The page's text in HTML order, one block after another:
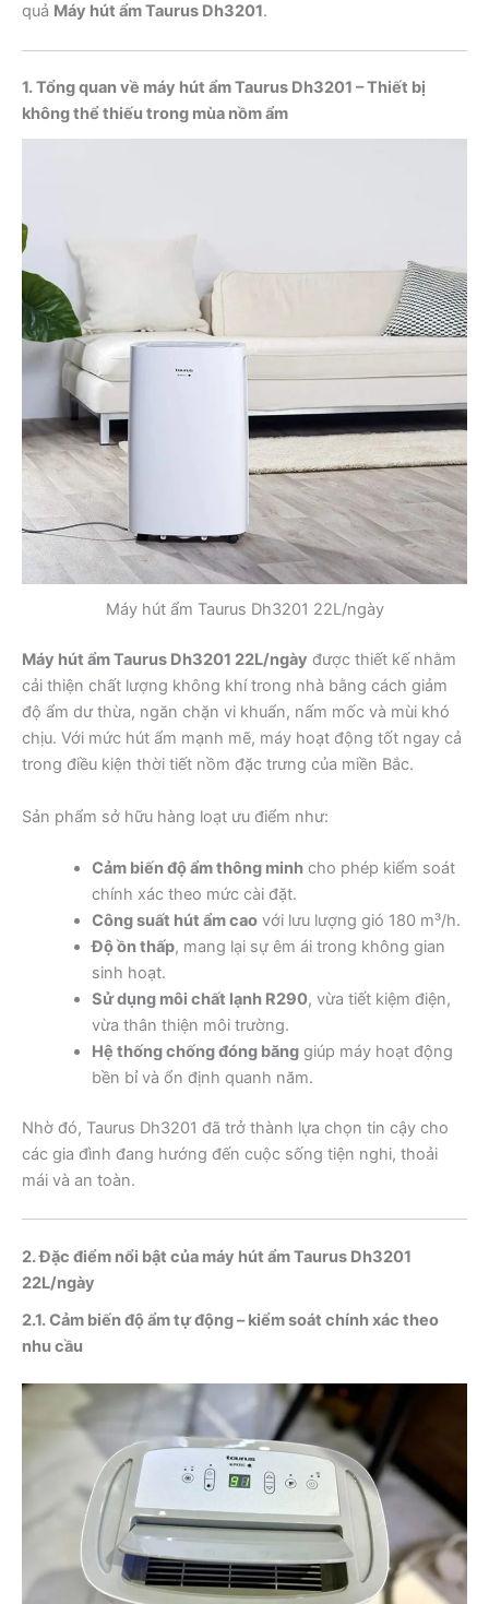
quả Máy hút ẩm Taurus Dh3201.
1. Tổng quan về máy hút ẩm Taurus Dh3201 – Thiết bị
không thể thiếu trong mùa nồm ẩm
Máy hút ẩm Taurus Dh3201 22L/ngày
Máy hút ẩm Taurus Dh3201 22L/ngày được thiết kế nhằm
cải thiện chất lượng không khí trong nhà bằng cách giảm
độ ẩm dư thừa, ngăn chặn vi khuẩn, nấm mốc và mùi khó
chịu. Với mức hút ẩm mạnh mẽ, máy hoạt động tốt ngay cả
trong điều kiện thời tiết nồm đặc trưng của miền Bắc.
Sản phẩm sở hữu hàng loạt ưu điểm như:
Cảm biến độ ẩm thông minhcho phép kiểm soát
chính xác theo mức cài đặt.
Công suất hút ẩm caovới lưu lượng gió 180 m³/h.
Độ ồn thấp, mang lại sự êm ái trong không gian
sinh hoạt.
Sử dụng môi chất lạnh R290, vừa tiết kiệm điện,
vừa thân thiện môi trường.
Hệ thống chống đóng bănggiúp máy hoạt động
bền bỉ và ổn định quanh năm.
Nhờ đó, Taurus Dh3201 đã trở thành lựa chọn tin cậy cho
các gia đình đang hướng đến cuộc sống tiện nghi, thoải
mái và an toàn.
2. Đặc điểm nổi bật của máy hút ẩm Taurus Dh3201
22L/ngày
2.1. Cảm biến độ ẩm tự động – kiểm soát chính xác theo
nhu cầu